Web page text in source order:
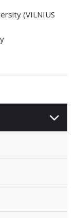
(VILNIUS